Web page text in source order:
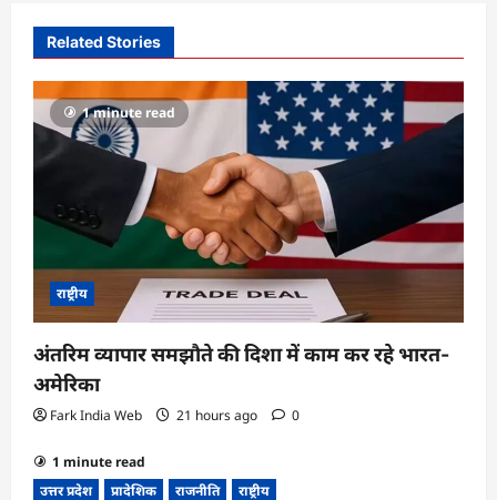
v
g
a
t
n
Related Stories
1 minute read
राष्ट्रीय
अंतरिम व्यापार समझौते की दिशा में काम कर रहे भारत-
अमेरिका
Fark India Web 21 hours ago 0
1 minute read
उत्तर प्रदेश
प्रादेशिक राजनीति राष्ट्रीय